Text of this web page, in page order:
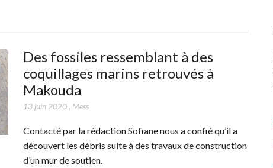
Des fossiles ressemblant à des
coquillages marins retrouvés à
Makouda
13 juin 2020, Mess
Contacté par la rédaction Sofiane nous a confié qu’il a
découvert les débris suite à des travaux de construction
d’un mur de soutien.